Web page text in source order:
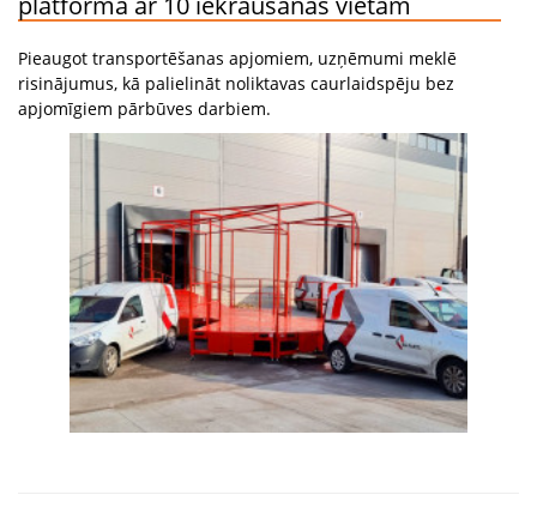
KONTAKTI
Pieaugot transportēšanas apjomiem, uzņēmumi meklē
risinājumus, kā palielināt noliktavas caurlaidspēju bez
apjomīgiem pārbūves darbiem.